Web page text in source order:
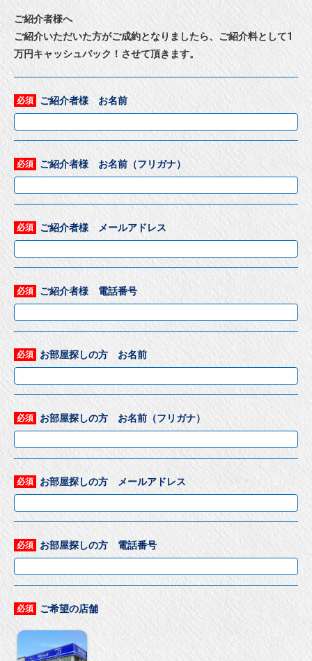
ご紹介者様へ
ご紹介いただいた方がご成約となりましたら、ご紹介料として1
万円キャッシュバック！させて頂きます。
必須 ご紹介者様 お名前
必須 ご紹介者様 お名前（フリガナ）
必須 ご紹介者様 メールアドレス
必須 ご紹介者様 電話番号
必須 お部屋探しの方 お名前
必須 お部屋探しの方 お名前（フリガナ）
必須 お部屋探しの方 メールアドレス
必須 お部屋探しの方 電話番号
必須 ご希望の店舗